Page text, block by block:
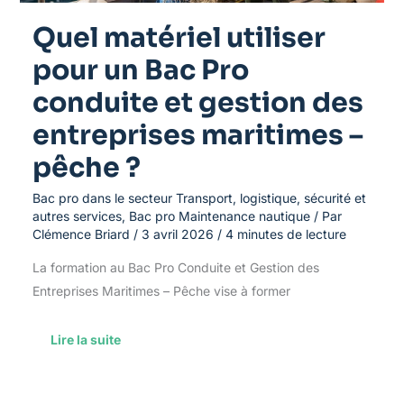
Quel matériel utiliser
pour un Bac Pro
conduite et gestion des
entreprises maritimes –
pêche ?
Bac pro dans le secteur Transport, logistique, sécurité et
autres services, Bac pro Maintenance nautique/ Par
Clémence Briard / 3 avril 2026 / 4 minutes de lecture
La formation au Bac Pro Conduite et Gestion des
Entreprises Maritimes – Pêche vise à former
maritimes
–
?
Lire la suite